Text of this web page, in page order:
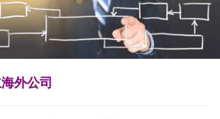
外公司